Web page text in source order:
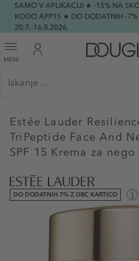
SAMO V APLIKACIJI ★ -15% NA
KODO APP15 ★ DO DODATNIH -
20.7.-16.8.2026.
MENI
Estée Lauder
TriPeptide Face And
SPF 15 Krema za nego
DO DODATNIH 7% Z DBC KARTICO